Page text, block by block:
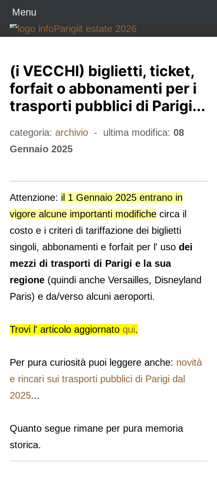
(i VECCHI) biglietti, ticket,
forfait o abbonamenti per i
trasporti pubblici di Parigi...
categoria: archivio - ultima modifica: 08
Gennaio 2025
Attenzione: il 1 Gennaio 2025 entrano in
vigore alcune importanti modifiche circa il
costo e i criteri di tariffazione dei biglietti
singoli, abbonamenti e forfait per l' uso dei
mezzi di trasporti di Parigi e la sua
regione (quindi anche Versailles, Disneyland
Paris) e da/verso alcuni aeroporti.
Trovi l' articolo aggiornato qui.
Per pura curiosità puoi leggere anche: novità
e rincari sui trasporti pubblici di Parigi dal
2025...
Quanto segue rimane per pura memoria
storica.
Menu